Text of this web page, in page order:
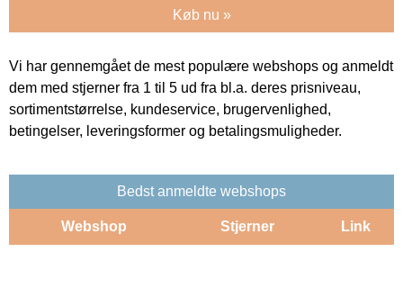
Køb nu »
Vi har gennemgået de mest populære webshops og anmeldt
dem med stjerner fra 1 til 5 ud fra bl.a. deres prisniveau,
sortimentstørrelse, kundeservice, brugervenlighed,
betingelser, leveringsformer og betalingsmuligheder.
Bedst anmeldte webshops
Webshop Stjerner Link